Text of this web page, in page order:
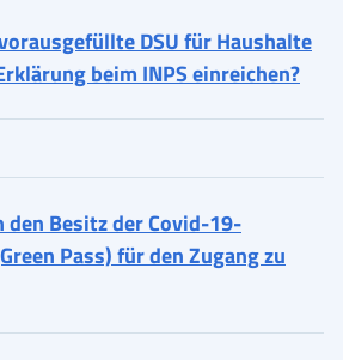
DSU für Haushalte
beim INPS einreichen?
Besitz der Covid-19-
Pass) für den Zugang zu